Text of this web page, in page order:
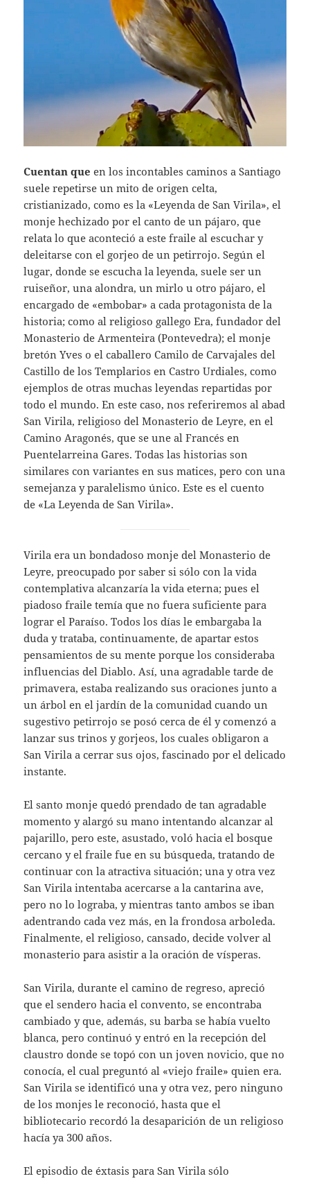
Cuentan que en los incontables caminos a Santiago
suele repetirse un mito de origen celta,
cristianizado, como es la «Leyenda de San Virila», el
monje hechizado por el canto de un pájaro, que
relata lo que aconteció a este fraile al escuchar y
deleitarse con el gorjeo de un petirrojo. Según el
lugar, donde se escucha la leyenda, suele ser un
ruiseñor, una alondra, un mirlo u otro pájaro, el
encargado de «embobar» a cada protagonista de la
historia; como al religioso gallego Era, fundador del
Monasterio de Armenteira (Pontevedra); el monje
bretón Yves o el caballero Camilo de Carvajales del
Castillo de los Templarios en Castro Urdiales, como
ejemplos de otras muchas leyendas repartidas por
todo el mundo. En este caso, nos referiremos al abad
San Virila, religioso del Monasterio de Leyre, en el
Camino Aragonés, que se une al Francés en
Puentelarreina Gares. Todas las historias son
similares con variantes en sus matices, pero con una
semejanza y paralelismo único. Este es el cuento
de «La Leyenda de San Virila».
Virila era un bondadoso monje del Monasterio de
Leyre, preocupado por saber si sólo con la vida
contemplativa alcanzaría la vida eterna; pues el
piadoso fraile temía que no fuera suficiente para
lograr el Paraíso. Todos los días le embargaba la
duda y trataba, continuamente, de apartar estos
pensamientos de su mente porque los consideraba
influencias del Diablo. Así, una agradable tarde de
primavera, estaba realizando sus oraciones junto a
un árbol en el jardín de la comunidad cuando un
sugestivo petirrojo se posó cerca de él y comenzó a
lanzar sus trinos y gorjeos, los cuales obligaron a
San Virila a cerrar sus ojos, fascinado por el delicado
instante.
El santo monje quedó prendado de tan agradable
momento y alargó su mano intentando alcanzar al
pajarillo, pero este, asustado, voló hacia el bosque
cercano y el fraile fue en su búsqueda, tratando de
continuar con la atractiva situación; una y otra vez
San Virila intentaba acercarse a la cantarina ave,
pero no lo lograba, y mientras tanto ambos se iban
adentrando cada vez más, en la frondosa arboleda.
Finalmente, el religioso, cansado, decide volver al
monasterio para asistir a la oración de vísperas.
San Virila, durante el camino de regreso, apreció
que el sendero hacia el convento, se encontraba
cambiado y que, además, su barba se había vuelto
blanca, pero continuó y entró en la recepción del
claustro donde se topó con un joven novicio, que no
conocía, el cual preguntó al «viejo fraile» quien era.
San Virila se identificó una y otra vez, pero ninguno
de los monjes le reconoció, hasta que el
bibliotecario recordó la desaparición de un religioso
hacía ya 300 años.
El episodio de éxtasis para San Virila sólo